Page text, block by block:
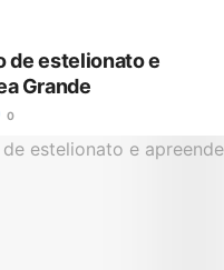
de estelionato e
Grande
0